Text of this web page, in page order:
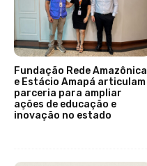
Fundação Rede Amazônica
e Estácio Amapá articulam
parceria para ampliar
ações de educação e
inovação no estado